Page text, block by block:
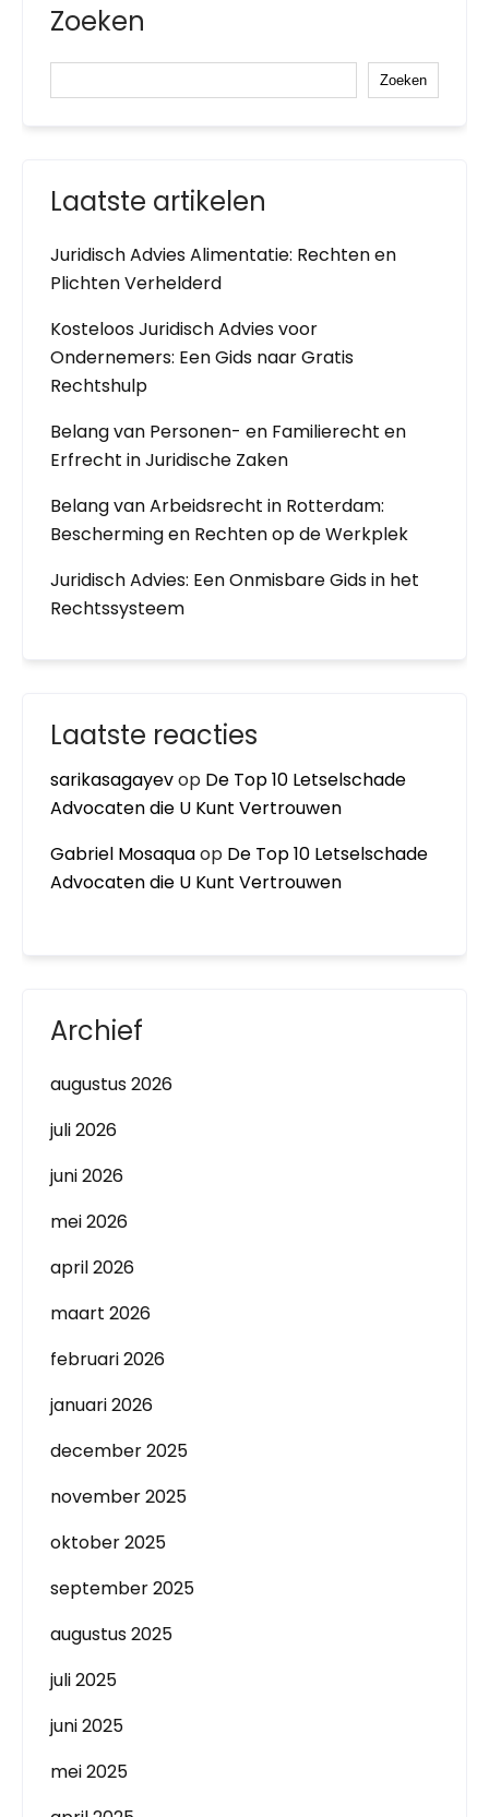
Zoeken
Zoeken
Laatste artikelen
Juridisch Advies Alimentatie: Rechten en
Plichten Verhelderd
Kosteloos Juridisch Advies voor
Ondernemers: Een Gids naar Gratis
Rechtshulp
Belang van Personen- en Familierecht en
Erfrecht in Juridische Zaken
Belang van Arbeidsrecht in Rotterdam:
Bescherming en Rechten op de Werkplek
Juridisch Advies: Een Onmisbare Gids in het
Rechtssysteem
Laatste reacties
sarikasagayevop De Top 10 Letselschade
Advocaten die U Kunt Vertrouwen
Gabriel Mosaquaop De Top 10 Letselschade
Advocaten die U Kunt Vertrouwen
Archief
augustus 2026
juli 2026
juni 2026
mei 2026
april 2026
maart 2026
februari 2026
januari 2026
december 2025
november 2025
oktober 2025
september 2025
augustus 2025
juli 2025
juni 2025
mei 2025